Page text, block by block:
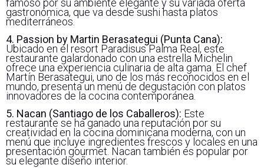
gastronómica, que va desde sushi hasta platos
mediterráneos.
4. Passion by Martin Berasategui (Punta Cana):
Ubicado en el resort Paradisus Palma Real, este
restaurante galardonado con una estrella Michelin
ofrece una experiencia culinaria de alta gama. El chef
Martín Berasategui, uno de los más reconocidos en el
mundo, presenta un menú de degustación con platos
innovadores de la cocina contemporánea.
5. Nacan (Santiago de los Caballeros): Este
restaurante se ha ganado una reputación por su
creatividad en la cocina dominicana moderna, con un
menú que incluye ingredientes frescos y locales en una
presentación gourmet. Nacan también es popular por
su elegante diseño interior.